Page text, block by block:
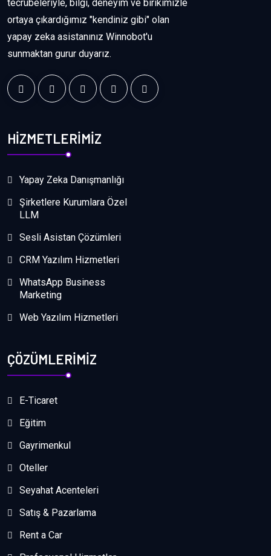
tecrübeleriyle, bilgi, deneyim ve birikimizle
ortaya çıkardığımız "kendiniz gibi" olan
yapay zeka asistanınız Winnobot'u
sunmaktan gurur duyarız.
HİZMETLERİMİZ
Yapay Zeka Danışmanlığı
Şirketlere Kurumlara Özel
LLM
Sesli Asistan Çözümleri
CRM Yazılım Hizmetleri
WhatsApp Business
Marketing
Web Yazılım Hizmetleri
ÇÖZÜMLERİMİZ
E-Ticaret
Eğitim
Gayrimenkul
Oteller
Seyahat Acenteleri
Satış & Pazarlama
Rent a Car